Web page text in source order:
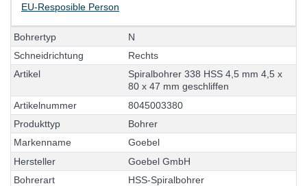
EU-Resposible Person
Bohrertyp
N
Schneidrichtung Rechts
Artikel Spiralbohrer 338 HSS 4,5 mm 4,5 x
80 x 47 mm geschliffen
Artikelnummer 8045003380
Produkttyp Bohrer
Markenname Goebel
Hersteller Goebel GmbH
Bohrerart HSS-Spiralbohrer